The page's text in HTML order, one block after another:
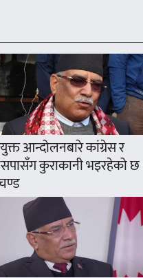
आन्दोलनबारे कांग्रेस र
कुराकानी भइरहेको छ